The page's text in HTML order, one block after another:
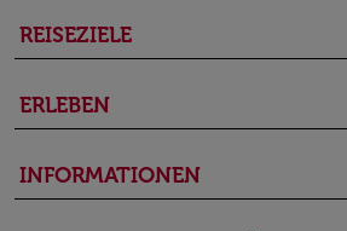
REISEZIELE
ERLEBEN
INFORMATIONEN